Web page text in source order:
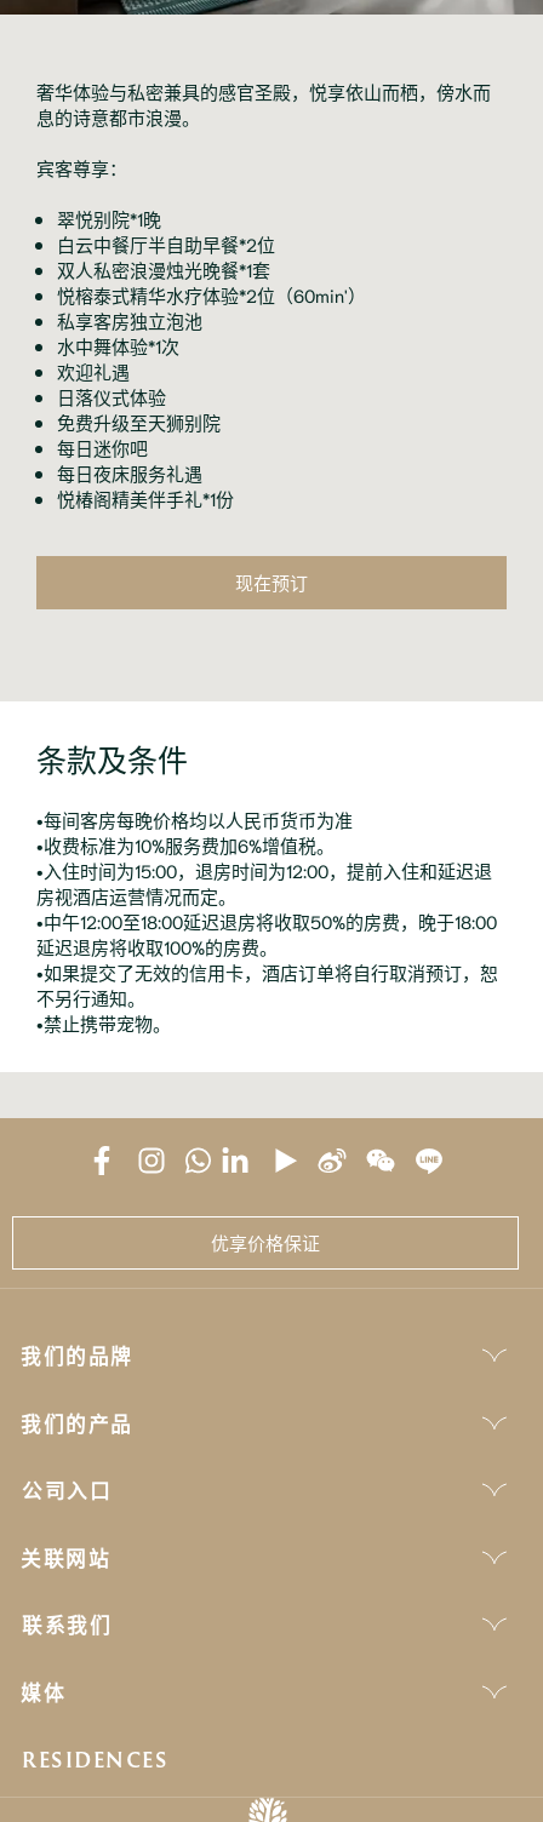
奢华体验与私密兼具的感官圣殿，悦享依山而栖，傍水而
息的诗意都市浪漫。
宾客尊享：
翠悦别院*1晚
白云中餐厅半自助早餐*2位
双人私密浪漫烛光晚餐*1套
悦榕泰式精华水疗体验*2位（60min'）
私享客房独立泡池
水中舞体验*1次
欢迎礼遇
日落仪式体验
免费升级至天狮别院
每日迷你吧
每日夜床服务礼遇
悦椿阁精美伴手礼*1份
现在预订
条款及条件
•每间客房每晚价格均以人民币货币为准
•收费标准为10%服务费加6%增值税。
•入住时间为15:00，退房时间为12:00，提前入住和延迟退
房视酒店运营情况而定。
•中午12:00至18:00延迟退房将收取50%的房费，晚于18:00
延迟退房将收取100%的房费。
•如果提交了无效的信用卡，酒店订单将自行取消预订，恕
不另行通知。
•禁止携带宠物。
优享价格保证
我们的品牌
我们的产品
公司入口
关联网站
联系我们
媒体
RESIDENCES